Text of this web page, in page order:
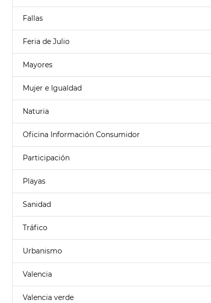
Fallas
Feria de Julio
Mayores
Mujer e Igualdad
Naturia
Oficina Información Consumidor
Participación
Playas
Sanidad
Tráfico
Urbanismo
Valencia
Valencia verde